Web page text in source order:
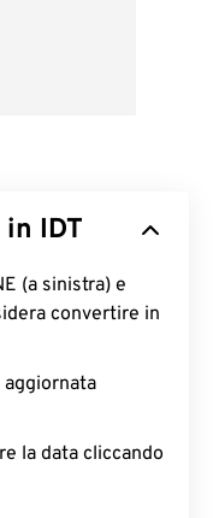
IDT
(a sinistra) e
convertire in
aggiornata
la data cliccando